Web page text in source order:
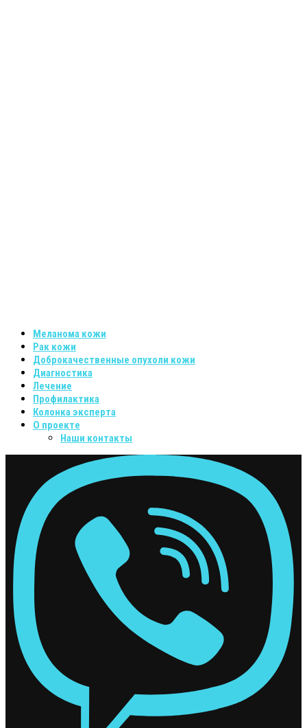
Меланома кожи
Рак кожи
Доброкачественные опухоли кожи
Диагностика
Лечение
Профилактика
Колонка эксперта
О проекте
Наши контакты